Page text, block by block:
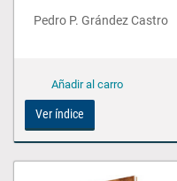
Pedro P. Grández Castro
Ver índice